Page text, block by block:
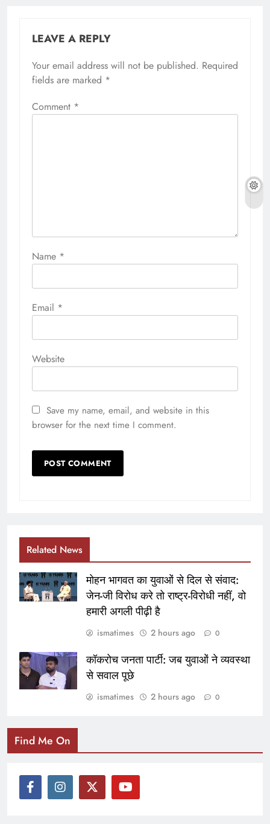
LEAVE A REPLY
Your email address will not be published. Required
fields are marked *
Comment *
Name *
Email *
Website
Save my name, email, and website in this
browser for the next time I comment.
Related News
मोहन भागवत का युवाओं से दिल से संवाद:
जेन-जी विरोध करे तो राष्ट्र-विरोधी नहीं, वो
हमारी अगली पीढ़ी है
ismatimes 2 hours ago 0
कॉकरोच जनता पार्टी: जब युवाओं ने व्यवस्था
से सवाल पूछे
ismatimes 2 hours ago 0
Find Me On